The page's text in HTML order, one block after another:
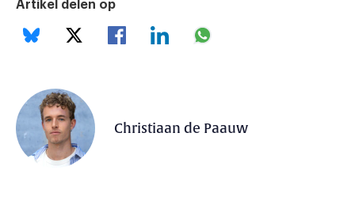
Artikel delen op
Christiaan de Paauw